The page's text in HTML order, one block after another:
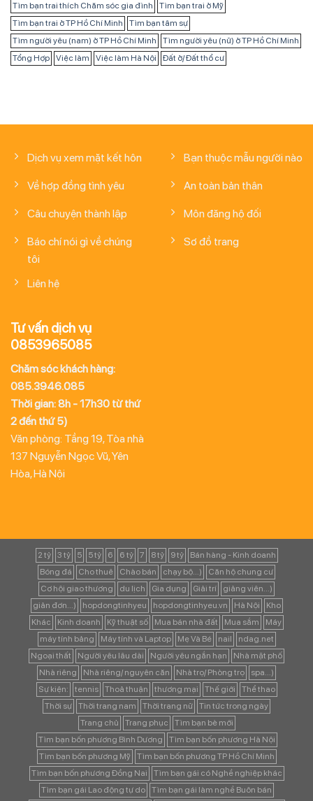
Tìm bạn trai thích Chăm sóc gia đình
Tìm bạn trai ở Mỹ
Tìm bạn trai ở TP Hồ Chí Minh
Tìm bạn tâm sự
Tìm người yêu (nam) ở TP Hồ Chí Minh
Tìm người yêu (nữ) ở TP Hồ Chí Minh
Tổng Hợp
Việc làm Việc làm Hà Nội Đất ở/ Đất thổ cư
Dịch vụ xem mặt kết hôn
Về hợp đồng tình yêu
Câu chuyện thành lập
Báo chí nói gì về chúng
tôi
Liên hệ
Bạn thuộc mẫu người nào
An toàn bản thân
Môn đăng hộ đối
Sơ đồ trang
Tư vấn dịch vụ
0853965085
Chăm sóc khách hàng:
085.3946.085
Thời gian: 8h - 17h30 từ thứ
2 đến thứ 5)
Văn phòng: Tầng 19, Tòa nhà
137 Nguyễn Ngọc Vũ, Yên
Hòa, Hà Nội
2 tỷ 3 tỷ 5 5 tỷ 6 6 tỷ 7 8 tỷ 9 tỷ
Bán hàng - Kinh doanh
Bóng đá
Cho thuê Chào bán chạy bộ...)
Căn hộ chung cư
Cơ hội giao thương
du lịch Gia dụng Giải trí
giảng viên...)
giản đơn...)
hopdongtinhyeu hopdongtinhyeu.vn Hà Nội
Kho
Khác
Kinh doanh Kỹ thuật số Mua bán nhà đất Mua sắm
Máy
máy tính bảng
Máy tính và Laptop Mẹ Và Bé nail
ndag.net
Ngoại thất
Người yêu lâu dài Người yêu ngắn hạn
Nhà mặt phố
Nhà riêng
Nhà riêng/ nguyên căn Nhà trọ/ Phòng trọ
spa...)
Sự kiện:
tennis Thoả thuận thương mại Thế giới
Thể thao
Thời sự
Thời trang nam Thời trang nữ
Tin tức trong ngày
Trang chủ
Trang phục
Tìm bạn bè mới
Tìm bạn bốn phương Bình Dương
Tìm bạn bốn phương Hà Nội
Tìm bạn bốn phương Mỹ
Tìm bạn bốn phương TP Hồ Chí Minh
Tìm bạn bốn phương Đồng Nai
Tìm bạn gái có Nghề nghiệp khác
Tìm bạn gái Lao động tự do
Tìm bạn gái làm nghề Buôn bán